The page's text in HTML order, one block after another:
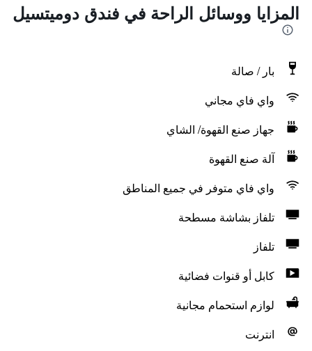
المزايا ووسائل الراحة في فندق دوميتسيل
بار / صالة
واي فاي مجاني
جهاز صنع القهوة/ الشاي
آلة صنع القهوة
واي فاي متوفر في جميع المناطق
تلفاز بشاشة مسطحة
تلفاز
كابل أو قنوات فضائية
لوازم استحمام مجانية
انترنت